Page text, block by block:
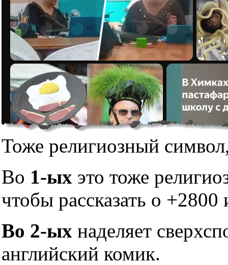
Тоже религиозный
Во 1-ых это тоже
чтобы рассказать о +2800
Во 2-ых наделяет
английский комик.